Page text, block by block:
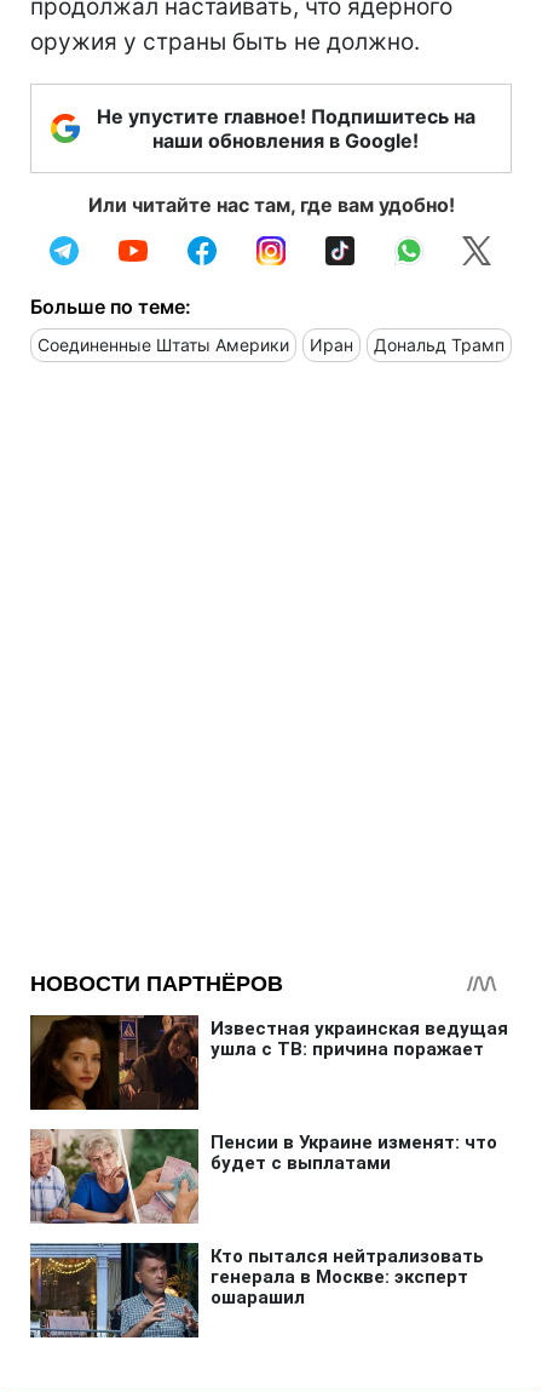
продолжал настаивать, что ядерного
оружия у страны быть не должно.
Не упустите главное! Подпишитесь на
наши обновления в Google!
Или читайте нас там, где вам удобно!
Больше по теме:
Соединенные Штаты Америки Иран Дональд Трамп